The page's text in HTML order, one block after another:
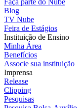
Blog
TV Nube
Feira de Estágios
Instituição de Ensino
Minha Área
Benefícios
Associe sua instituição
Imprensa
Release
Clipping
Pesquisas